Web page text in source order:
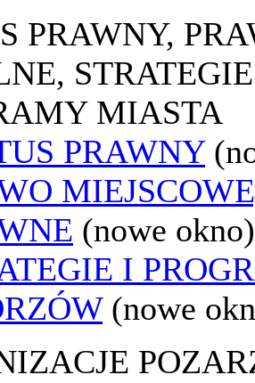
PRAWNY,
MIASTA
PRAWNY
(nowe okno)
I
(nowe